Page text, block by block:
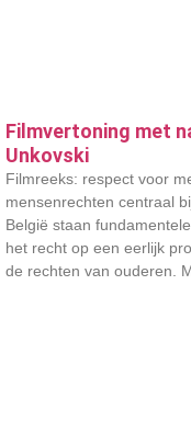
Filmvertoning met
Unkovski
Filmreeks: respect voor
mensenrechten centraal
België staan
het recht op een eerlijk
de rechten van ouderen.